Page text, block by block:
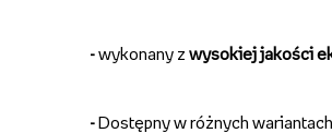
-wykonany z wysokiej jakości
-Dostępny w różnych